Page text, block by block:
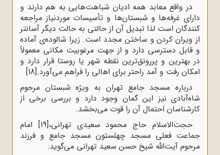
در واقع معابد همه ادیان شباهت‌هایی به هم دارند و
دارای غرفه‌ها و شبستان‌ها و تأسیسات موردنیاز مراجعه
کنندگان است لذا تبدیل آن از حالتی به حالت دیگر آسانتر
از ویران کردن و ساختن مجدد است. زیرا شالوده‌ی آماده
و قابل دسترسی دارد و از جهت مرغوبیت مکانی معمولاً
در بهترین و پررونق‌ترین نقطه شهر یا روستا قرار دارد و
امکان رفت و آمد راحتر برای اهالی را فراهم می‌آورد.[18]
درباره مسجد جامع تهران به ویژه شبستان مرحوم
شاه‌آبادی نیز این گمان وجود دارد و بررسی برخی از
کارشناسان احتمال آن را قوت می‌بخشد.
حجت‌الاسلام حاج محمود سعیدی تهرانی،[19] امام
جماعت فعلی مسجد چهلستون مسجد جامع و فرزند
مرحوم آیت‌الله شیخ حسن سعید تهرانی می‌گوید: